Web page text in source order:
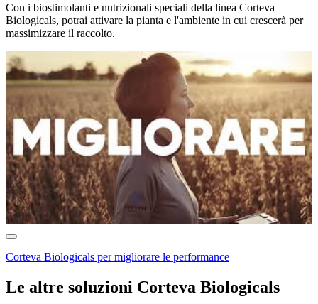
Con i biostimolanti e nutrizionali speciali della linea Corteva
Biologicals, potrai attivare la pianta e l'ambiente in cui crescerà per
massimizzare il raccolto.
Corteva Biologicals per migliorare le performance
Le altre soluzioni Corteva Biologicals